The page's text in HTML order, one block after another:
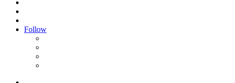
In
Follow